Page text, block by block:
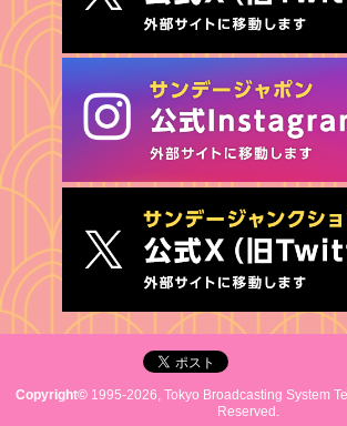
Copyright©1995-2026, Tokyo Broadcasting System
Reserved.